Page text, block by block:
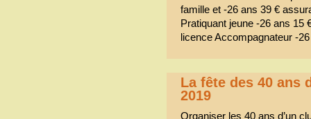
famille et -26 ans 39 €
Pratiquant jeune -26 ans 15
licence Accompagnateur -
La fête des 40 ans
2019
Organiser les 40 ans d’un